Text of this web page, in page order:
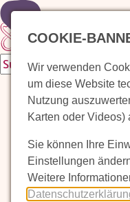
Arbeit im
Unser
COOKIE-
Wir verwenden
um diese Website
Nutzung
Karten oder Videos)
Sie können Ihre
Einstellungen
Weitere